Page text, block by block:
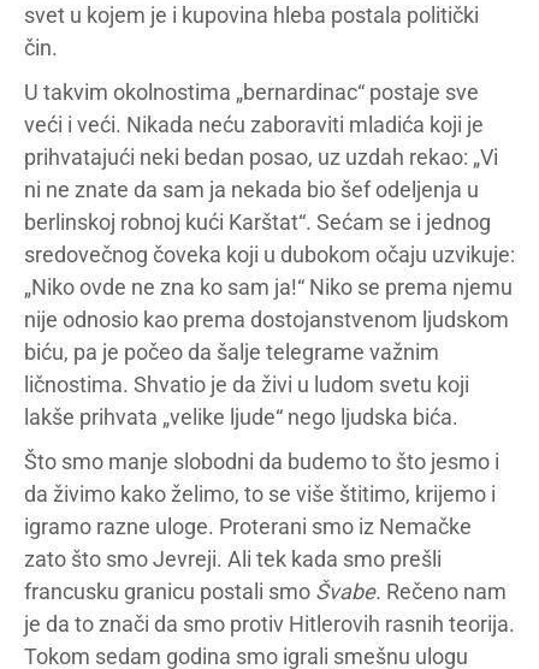
svet u kojem je i kupovina hleba postala politički
čin.
U takvim okolnostima „bernardinac“ postaje sve
veći i veći. Nikada neću zaboraviti mladića koji je
prihvatajući neki bedan posao, uz uzdah rekao: „Vi
ni ne znate da sam ja nekada bio šef odeljenja u
berlinskoj robnoj kući Karštat“. Sećam se i jednog
sredovečnog čoveka koji u dubokom očaju uzvikuje:
„Niko ovde ne zna ko sam ja!“ Niko se prema njemu
nije odnosio kao prema dostojanstvenom ljudskom
biću, pa je počeo da šalje telegrame važnim
ličnostima. Shvatio je da živi u ludom svetu koji
lakše prihvata „velike ljude“ nego ljudska bića.
Što smo manje slobodni da budemo to što jesmo i
da živimo kako želimo, to se više štitimo, krijemo i
igramo razne uloge. Proterani smo iz Nemačke
zato što smo Jevreji. Ali tek kada smo prešli
francusku granicu postali smo Švabe. Rečeno nam
je da to znači da smo protiv Hitlerovih rasnih teorija.
Tokom sedam godina smo igrali smešnu ulogu